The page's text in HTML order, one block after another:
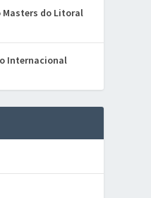
Masters do Litoral
Internacional